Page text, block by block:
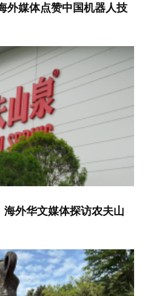
外媒体点赞中国机器人技
外华文媒体探访农夫山